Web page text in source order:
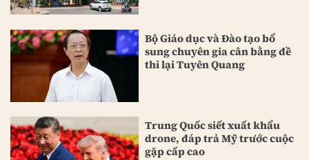
Bộ Giáo dục và Đào tạo bổ
sung chuyên gia cân bằng đề
thi lại Tuyên Quang
Trung Quốc siết xuất khẩu
drone, đáp trả Mỹ trước cuộc
gặp cấp cao